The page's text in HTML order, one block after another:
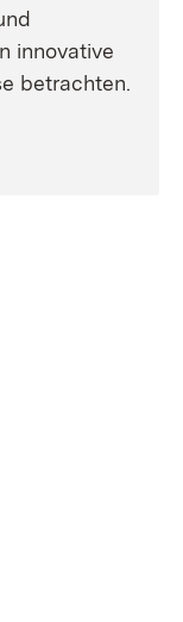
innovative
betrachten.